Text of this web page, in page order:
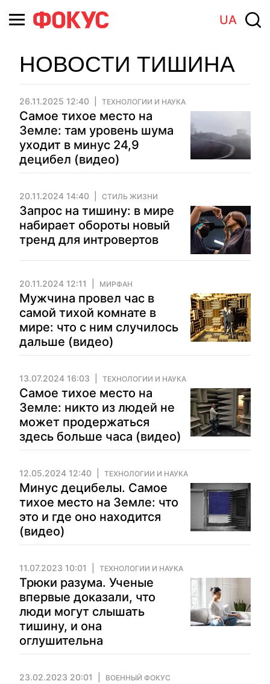
UA
НОВОСТИ ТИШИНА
26.11.2025 12:40 ТЕХНОЛОГИИ И НАУКА
Самое тихое место на
Земле: там уровень шума
уходит в минус 24,9
децибел (видео)
20.11.2024 14:40 СТИЛЬ ЖИЗНИ
Запрос на тишину: в мире
набирает обороты новый
тренд для интровертов
20.11.2024 12:11 МИРФАН
Мужчина провел час в
самой тихой комнате в
мире: что с ним случилось
дальше (видео)
13.07.2024 16:03 ТЕХНОЛОГИИ И НАУКА
Самое тихое место на
Земле: никто из людей не
может продержаться
здесь больше часа (видео)
12.05.2024 12:40 ТЕХНОЛОГИИ И НАУКА
Минус децибелы. Самое
тихое место на Земле: что
это и где оно находится
(видео)
11.07.2023 10:01 ТЕХНОЛОГИИ И НАУКА
Трюки разума. Ученые
впервые доказали, что
люди могут слышать
тишину, и она
оглушительна
23.02.2023 20:01 ВОЕННЫЙ ФОКУС